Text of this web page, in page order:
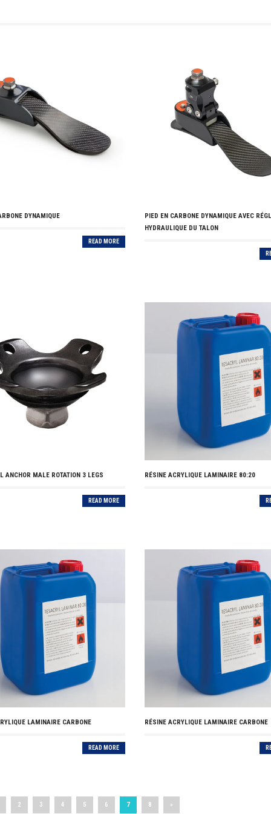
DYNAMIQUE
READ MORE
PIED EN CARBONE DYNAMIQUE AVEC
HYDRAULIQUE DU TALON
ANCHOR MALE ROTATION 3 LEGS
READ MORE
RÉSINE ACRYLIQUE LAMINAIRE 80:20
LAMINAIRE CARBONE
READ MORE
RÉSINE ACRYLIQUE LAMINAIRE CARBONE
2 3 4 5 6 7 8 »